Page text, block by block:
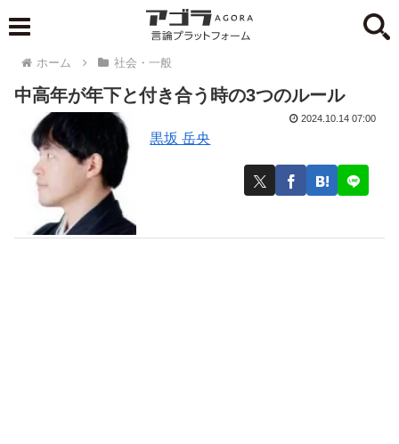
ホーム 社会・一般
中高年が年下と付き合う時の3つのルール
黒坂 岳央
2024.10.14 07:00